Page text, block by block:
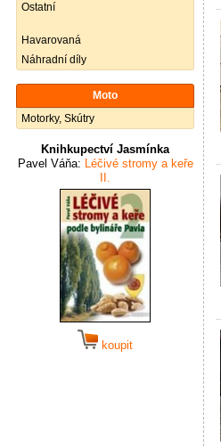
Ostatní
Havarovaná
Náhradní díly
Moto
Motorky, Skútry
Knihkupectví Jasmínka
Pavel Váňa: Léčivé stromy a keře
II.
koupit